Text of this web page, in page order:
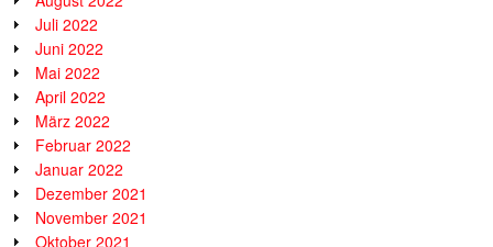
Juli 2022
Juni 2022
Mai 2022
April 2022
März 2022
Februar 2022
Januar 2022
Dezember 2021
November 2021
Oktober 2021